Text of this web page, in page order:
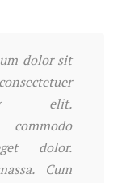
dolor sit
elit.
dolor.
Cum